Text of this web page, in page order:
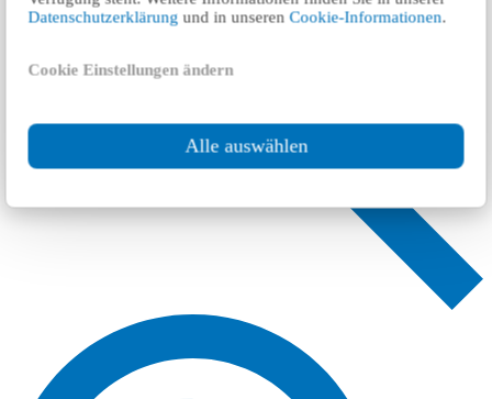
Datenschutzerklärung und in unserenCookie-Informationen.
Cookie Einstellungen ändern
Alle auswählen